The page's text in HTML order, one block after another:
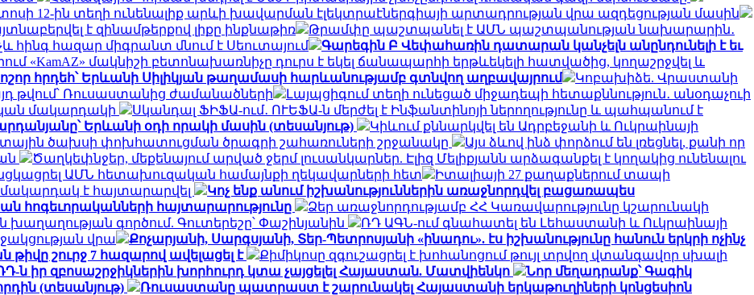
12-ին տեղի ունենալիք արևի խավարման էլեկտրաէներգիայի արտադրության վրա ազդեցության մասին
է զինամթերքով լիքը ինքնաթիռ
Թրամփը պաշտպանել է ԱՄՆ պաշտպանության նախարարին․
հինգ հազար միգրանտ մնում է Սեուտայում
Գարեգին Բ Վեփահառին դատարան կանչելն անընդունելի է եւ
«KamAZ» մակնիշի բետոնախառնիչը դուրս է եկել ճանապարհի երթևեկելի հատվածից, կողաշրջվել և
հրդեհ՝ Երևանի Սիլիկյան թաղամասի հարևանությամբ գտնվող աղբավայրում
Կոբախիձե. Վրաստանի
թվում՝ Ռուսաստանից ժամանածների
Լայպցիգում տեղի ունեցած միջադեպի հետաքննություն․ անօդաչուի
մակարդակի
Սկանդալ ՖԻՖԱ-ում․ ՈՒԵՖԱ-ն մերժել է Ինֆանտինոյի ներողությունը և պահպանում է
Երևանի օդի որակի մասին (տեսանյութ)
Կիևում քննարկվել են Ադրբեջանի և Ուկրաինայի
ծախսի փոխհատուցման ծրագրի շահառուների շրջանակը
Այս ձևով ինձ փորձում են լռեցնել, քանի որ
Ծաղկեփնջեր, մեքենայում արված ջերմ լուսանկարներ. Էլիզ Մելիքյանն արձագանքել է կողակից ունենալու
ԱՄՆ հետախուզական համայնքի ղեկավարների հետ
Իտալիայի 27 քաղաքներում տապի
է հայտարարվել
Կոչ ենք անում իշխանություններին առաջնորդվել բացառապես
հոգեւորականների հայտարարությունը
Ձեր առաջնորդությամբ ՀՀ Կառավարությունը կշարունակի
գործում. Գուտերեշը՝ Փաշինյանին
ՌԴ ԱԳՆ-ում գնահատել են Լեհաստանի և Ուկրաինայի
վրա
Քոչարյանի, Սարգսյանի, Տեր-Պետրոսյանի «ինադու». էս իշխանությունը հանուն երկրի ոչինչ
շուրջ 7 հազարով ավելացել է
Քիմիկոսը զգուշացրել է խոհանոցում թույլ տրվող վտանգավոր սխալի
ն իր զբոսաշրջիկներին խորհուրդ կտա չայցելել Հայաստան. Մատվիենկո
Նոր մեղադրանք՝ Գագիկ
(տեսանյութ)
Ռուսաստանը պատրաստ է շարունակել Հայաստանի երկաթուղիների կոնցեսիոն